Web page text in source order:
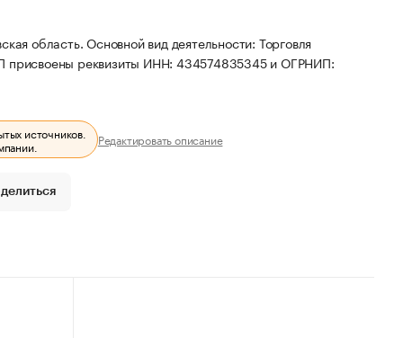
область. Основной вид деятельности: Торговля
присвоены реквизиты ИНН: 434574835345 и ОГРНИП:
источников.
Редактировать описание